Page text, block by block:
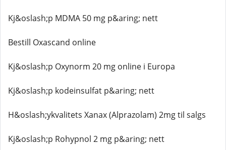
Kj&oslash;p MDMA 50 mg p&aring; nett
Bestill Oxascand online
Kj&oslash;p Oxynorm 20 mg online i Europa
Kj&oslash;p kodeinsulfat p&aring; nett
H&oslash;ykvalitets Xanax (Alprazolam) 2mg til salgs
Kj&oslash;p Rohypnol 2 mg p&aring; nett